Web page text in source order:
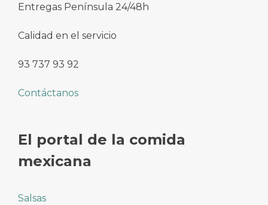
Entregas Península 24/48h
Calidad en el servicio
93 737 93 92
Contáctanos
El portal de la comida
mexicana
Salsas